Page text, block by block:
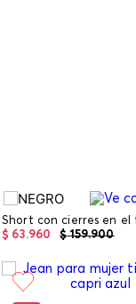
$ 159.900
$ 63.960